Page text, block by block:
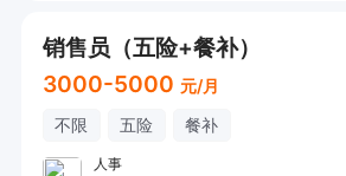
销售员（五险+餐补）
3000-5000 元/月
不限 五险 餐补
人事